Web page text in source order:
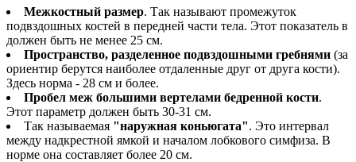
Межкостный размер. Так называют промежуток
подвздошных костей в передней части тела. Этот показатель в
должен быть не менее 25 см.
Пространство, разделенное подвздошными гребнями (за
ориентир берутся наиболее отдаленные друг от друга кости).
Здесь норма - 28 см и более.
Пробел меж большими вертелами бедренной кости.
Этот параметр должен быть 30-31 см.
Так называемая "наружная коньюгата". Это интервал
между надкрестной ямкой и началом лобкового симфиза. В
норме она составляет более 20 см.